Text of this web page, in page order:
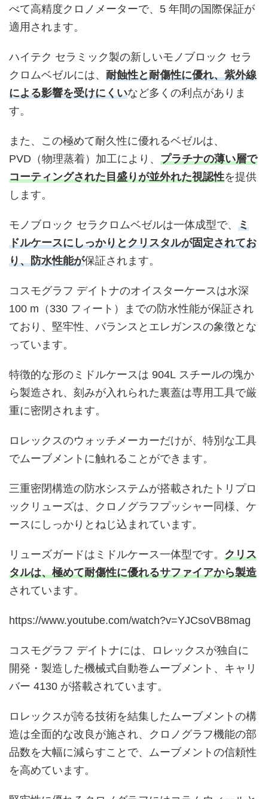
べて高精度クロノメーターで、5 年間の国際保証が
適用されます。
ハイテク セラミック製の新しいモノブロック セラ
クロムベゼルには、 耐蝕性と耐傷性に優れ、紫外線
による影響を受けにくいなど多くの利点がありま
す。
また、この極めて耐久性に優れるベゼルは、
PVD（物理蒸着）加工により、 プラチナの薄い層で
コーティングされた目盛りが並外れた視認性を提供
します。
モノブロック セラクロムベゼルは一体成型で、 ミ
ドルケースにしっかりとクリスタルが固定されてお
り、防水性能が保証されます。
コスモグラフ デイトナのオイスターケースは水深
100 m（330 フィート）までの防水性能が保証され
ており、堅牢性、バランスとエレガンスの象徴とな
っています。
特徴的な形のミドルケースは 904L スチールの塊か
ら製造され、刻みが入れられた裏蓋は専用工具で厳
重に密閉されます。
ロレックスのウォッチメーカーだけが、特別な工具
でムーブメントに触れることができます。
三重密閉構造の防水システムが搭載されたトリプロ
ックリューズは、クロノグラフプッシャー同様、ケ
ースにしっかりとねじ込まれています。
リューズガードはミドルケース一体型です。 クリス
タルは、極めて耐傷性に優れるサファイアから製造
されています。
https://www.youtube.com/watch?v=YJCsoVB8mag
コスモグラフ デイトナには、ロレックスが独自に
開発・製造した機械式自動巻ムーブメント、キャリ
バー 4130 が搭載されています。
ロレックスが誇る技術を結集したムーブメントの構
造は全面的な改良が施され、クロノグラフ機能の部
品数を大幅に減らすことで、ムーブメントの信頼性
を高めています。